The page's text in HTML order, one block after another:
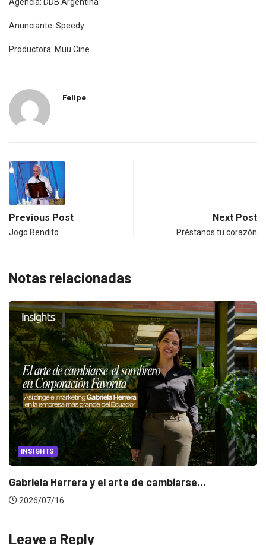
Anunciante: Speedy
Productora: Muu Cine
Felipe
Previous Post
Jogo Bendito
Next Post
Préstanos tu corazón
Notas relacionadas
CANNES LIONS 2026
Dos ecuatorianos en el jurado de
Leave a Reply